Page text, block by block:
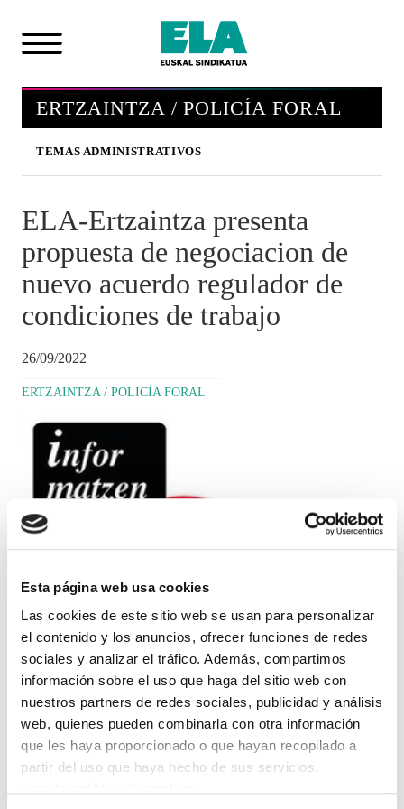
Esta página web usa cookies
Las cookies de este sitio web se usan para personalizar
el contenido y los anuncios, ofrecer funciones de redes
sociales y analizar el tráfico. Además, compartimos
información sobre el uso que haga del sitio web con
nuestros partners de redes sociales, publicidad y análisis
web, quienes pueden combinarla con otra información
que les haya proporcionado o que hayan recopilado a
partir del uso que haya hecho de sus servicios.
ERTZAINTZA / POLICÍA FORAL
TEMAS ADMINISTRATIVOS
ELA-Ertzaintza presenta
propuesta de negociacion de
nuevo acuerdo regulador de
condiciones de trabajo
26/09/2022
ERTZAINTZA / POLICÍA FORAL
El Acuerdo Regulador extendió su vigencia
hasta el 31 de diciembre de 2013 y para
ELA se hace necerario una negociacion
urgente de nuevo Acuerdo que de solución a